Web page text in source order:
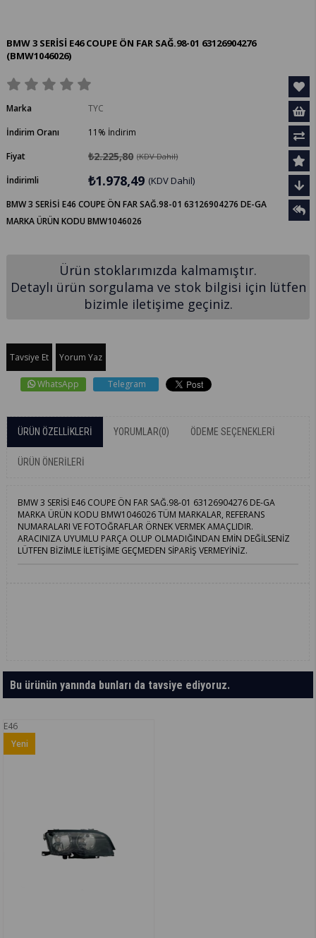
BMW 3 SERİSİ E46 COUPE ÖN FAR SAĞ.98-01 63126904276
(BMW1046026)
Marka
TYC
İndirim Oranı
%
11
İndirim
Fiyat
₺2.225,80 (KDV Dahil)
İndirimli ₺1.978,49 (KDV Dahil)
BMW 3 SERİSİ E46 COUPE ÖN FAR SAĞ.98-01 63126904276 DE-GA
MARKA ÜRÜN KODU BMW1046026
Ürün stoklarımızda kalmamıştır.
Detaylı ürün sorgulama ve stok bilgisi için lütfen
bizimle iletişime geçiniz.
Tavsiye Et Yorum Yaz
WhatsApp Telegram
ÜRÜN ÖZELLIKLERI YORUMLAR(0) ÖDEME SEÇENEKLERI
ÜRÜN ÖNERILERI
BMW 3 SERİSİ E46 COUPE ÖN FAR SAĞ.98-01 63126904276 DE-GA
MARKA ÜRÜN KODU BMW1046026 TÜM MARKALAR, REFERANS
NUMARALARI VE FOTOĞRAFLAR ÖRNEK VERMEK AMAÇLIDIR.
ARACINIZA UYUMLU PARÇA OLUP OLMADIĞINDAN EMİN DEĞİLSENİZ
LÜTFEN BİZİMLE İLETİŞİME GEÇMEDEN SİPARİŞ VERMEYİNİZ.
Bu ürünün yanında bunları da tavsiye ediyoruz.
E46
Yeni